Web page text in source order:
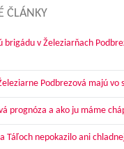
ČLÁNKY
brigádu v Železiarňach
Podbrezová majú
prognóza a ako ju máme
Táľoch nepokazilo ani